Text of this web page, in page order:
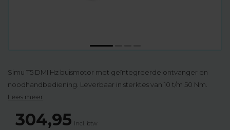
Simu T5 DMI Hz buismotor met geïntegreerde ontvanger en
noodhandbediening. Leverbaar in sterktes van 10 t/m 50 Nm.
Lees meer
304,95 Incl. btw